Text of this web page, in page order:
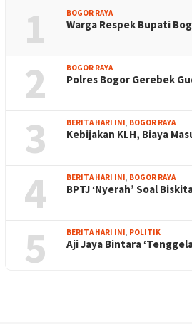
1 BOGOR RAYA
Warga Respek Bupati
2 BOGOR RAYA
Polres Bogor Gerebek
3 BERITA HARI INI, BOGOR RAYA
Kebijakan KLH, Biaya
4 BERITA HARI INI, BOGOR RAYA
BPTJ ‘Nyerah’ Soal
5 BERITA HARI INI, POLITIK
Aji Jaya Bintara